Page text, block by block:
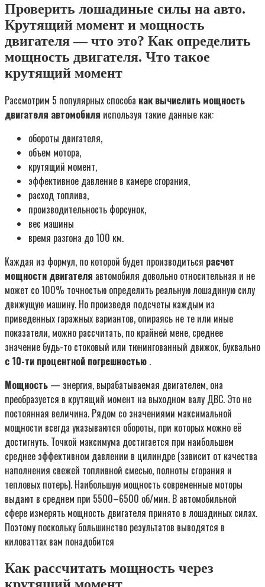
Проверить лошадиные силы на авто.
Крутящий момент и мощность
двигателя — что это? Как определить
мощность двигателя. Что такое
крутящий момент
Рассмотрим 5 популярных способа как вычислить мощность
двигателя автомобиля используя такие данные как:
обороты двигателя,
объем мотора,
крутящий момент,
эффективное давление в камере сгорания,
расход топлива,
производительность форсунок,
вес машины
время разгона до 100 км.
Каждая из формул, по которой будет производиться расчет
мощности двигателя автомобиля довольно относительная и не
может со 100% точностью определить реальную лошадиную силу
движущую машину. Но произведя подсчеты каждым из
приведенных гаражных вариантов, опираясь не те или иные
показатели, можно рассчитать, по крайней мене, среднее
значение будь-то стоковый или тюнингованный движок, буквально
с 10-ти процентной погрешностью .
Мощность — энергия, вырабатываемая двигателем, она
преобразуется в крутящий момент на выходном валу ДВС. Это не
постоянная величина. Рядом со значениями максимальной
мощности всегда указываются обороты, при которых можно её
достигнуть. Точкой максимума достигается при наибольшем
среднее эффективном давлении в цилиндре (зависит от качества
наполнения свежей топливной смесью, полноты сгорания и
тепловых потерь). Наибольшую мощность современные моторы
выдают в среднем при 5500–6500 об/мин. В автомобильной
сфере измерять мощность двигателя принято в лошадиных силах.
Поэтому поскольку большинство результатов выводятся в
киловаттах вам понадобится
Как рассчитать мощность через
крутящий момент